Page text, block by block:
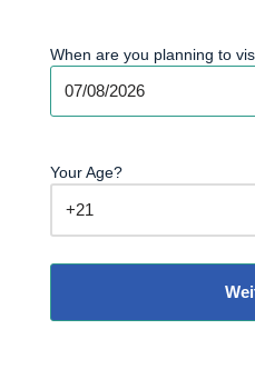
When are you planning to
Your Age?